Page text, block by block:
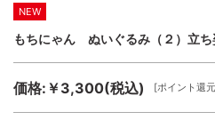
NEW
もちにゃん ぬいぐるみ（２）立ち
価格:￥3,300(税込) [ポイント還